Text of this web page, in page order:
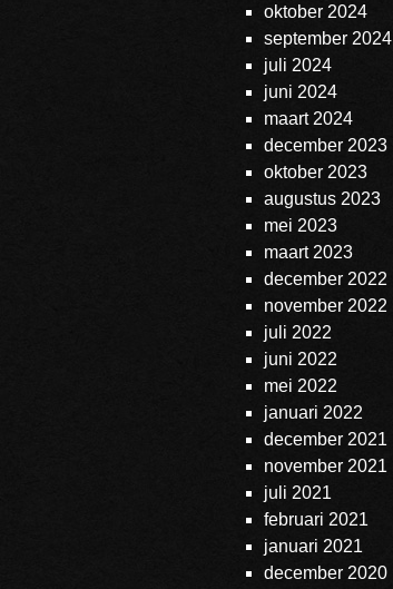
oktober 2024
september 2024
juli 2024
juni 2024
maart 2024
december 2023
oktober 2023
augustus 2023
mei 2023
maart 2023
december 2022
november 2022
juli 2022
juni 2022
mei 2022
januari 2022
december 2021
november 2021
juli 2021
februari 2021
januari 2021
december 2020